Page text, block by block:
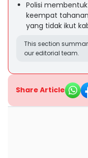
Polisi
keempat
yang tidak ikut
This section
our editorial team.
Share Article